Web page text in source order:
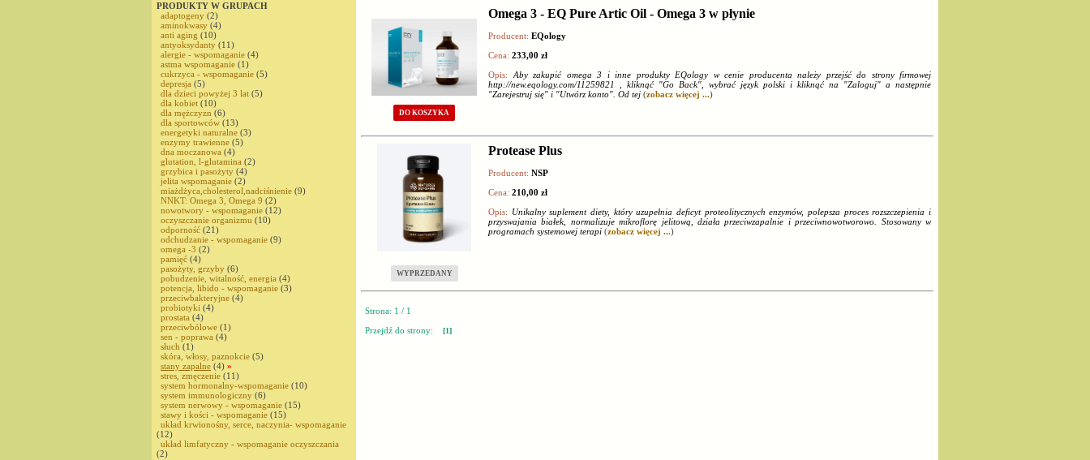
PRODUKTY W GRUPACH
adaptogeny (2)
aminokwasy (4)
anti aging (10)
antyoksydanty (11)
alergie - wspomaganie (4)
astma wspomaganie (1)
cukrzyca - wspomaganie (5)
depresja (5)
dla dzieci powyżej 3 lat (5)
dla kobiet (10)
dla mężczyzn (6)
dla sportowców (13)
energetyki naturalne (3)
enzymy trawienne (5)
dna moczanowa (4)
glutation, l-glutamina (2)
grzybica i pasożyty (4)
jelita wspomaganie (2)
miażdżyca,cholesterol,nadciśnienie (9)
NNKT: Omega 3, Omega 9 (2)
nowotwory - wspomaganie (12)
oczyszczanie organizmu (10)
odporność (21)
odchudzanie - wspomaganie (9)
omega -3 (2)
pamięć (4)
pasożyty, grzyby (6)
pobudzenie, witalność, energia (4)
potencja, libido - wspomaganie (3)
przeciwbakteryjne (4)
probiotyki (4)
prostata (4)
przeciwbólowe (1)
sen - poprawa (4)
słuch (1)
skóra, włosy, paznokcie (5)
stany zapalne (4) »
stres, zmęczenie (11)
system hormonalny-wspomaganie (10)
system immunologiczny (6)
system nerwowy - wspomaganie (15)
stawy i kości - wspomaganie (15)
układ krwionośny, serce, naczynia- wspomaganie
(12)
układ limfatyczny - wspomaganie oczyszczania
(2)
DO KOSZYKA
Omega 3 - EQ Pure Artic Oil - Omega 3 w płynie
Producent: EQology
Cena: 233,00 zł
Opis:
Aby zakupić omega 3 i inne produkty EQology w cenie producenta należy przejść do strony firmowej
http://new.eqology.com/11259821 , kliknąć "Go Back", wybrać język polski i kliknąć na "Zaloguj" a następnie
"Zarejestruj się" i "Utwórz konto". Od tej (zobacz więcej ...)
WYPRZEDANY
Protease Plus
Producent: NSP
Cena: 210,00 zł
Opis: Unikalny suplement diety, który uzupełnia deficyt proteolitycznych enzymów, polepsza proces rozszczepienia i
przyswajania białek, normalizuje mikroflorę jelitową, działa przeciwzapalnie i przeciwnowotworowo. Stosowany w
programach systemowej terapi (zobacz więcej ...)
Strona: 1 / 1
Przejdź do strony:
[1]